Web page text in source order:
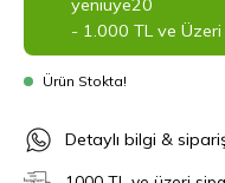
yeniuye20
- 1.000 TL ve
Ürün Stokta!
‎Detaylı bilgi &